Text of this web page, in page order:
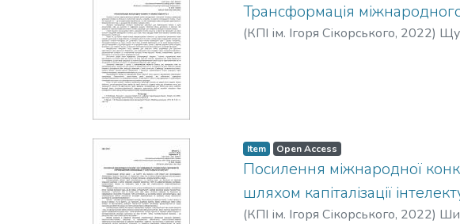
Трансформація міжнародного
(КПІ ім. Ігоря Сікорського, 2022)
Item Open Access
Посилення міжнародної
шляхом капіталізації
(КПІ ім. Ігоря Сікорського, 2022)